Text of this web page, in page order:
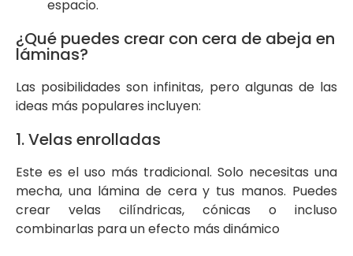
espacio.
¿Qué puedes crear con cera de abeja en
láminas?
Las posibilidades son infinitas, pero algunas de las
ideas más populares incluyen:
1. Velas enrolladas
Este es el uso más tradicional. Solo necesitas una
mecha, una lámina de cera y tus manos. Puedes
crear velas cilíndricas, cónicas o incluso
combinarlas para un efecto más dinámico